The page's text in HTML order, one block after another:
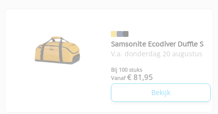
Samsonite Ecodiver Duffle S
V.a. donderdag 20 augustus
Bij 100 stuks
Vanaf € 81,95
Bekijk